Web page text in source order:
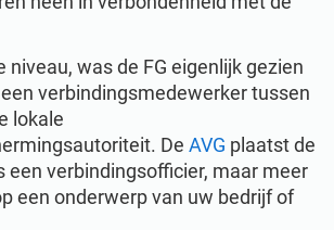
niveau, was de FG eigenlijk gezien
verbindingsmedewerker tussen
lokale
De AVG plaatst de
een verbindingsofficier, maar meer
een onderwerp van uw bedrijf of